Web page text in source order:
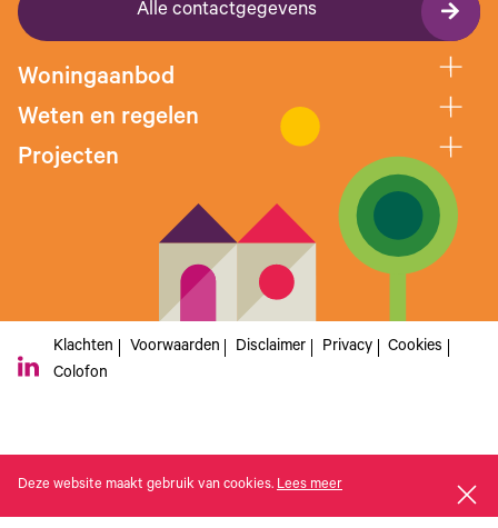
Alle contactgegevens
Woningaanbod
Weten en regelen
Projecten
Klachten Voorwaarden Disclaimer Privacy
Cookies
Colofon
Deze website maakt gebruik van cookies. Lees meer